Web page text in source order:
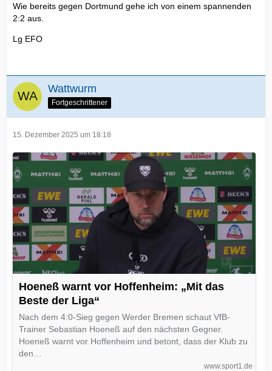
Wie bereits gegen Dortmund gehe ich von einem spannenden
2:2 aus.
Lg EFO
Wattwurm
Fortgeschrittener
15. Dezember 2025 um 18:18
Hoeneß warnt vor Hoffenheim: „Mit das
Beste der Liga“
Nach dem 4:0-Sieg gegen Werder Bremen schaut VfB-
Trainer Sebastian Hoeneß auf den nächsten Gegner.
Hoeneß warnt vor Hoffenheim und betont, dass der Klub zu
den…
www.sport1.de